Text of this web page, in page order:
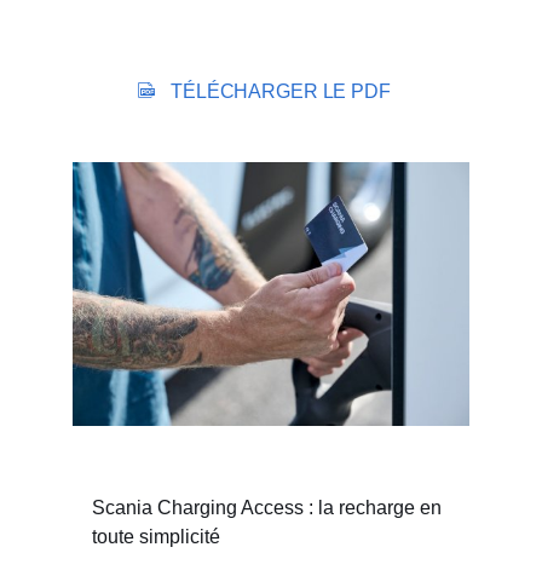
TÉLÉCHARGER LE PDF
Scania Charging Access : la recharge en
toute simplicité